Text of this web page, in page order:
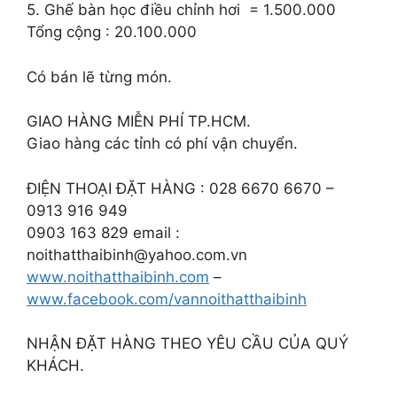
5. Ghế bàn học điều chỉnh hơi = 1.500.000
Tổng cộng : 20.100.000
Có bán lẽ từng món.
GIAO HÀNG MIỄN PHÍ TP.HCM.
Giao hàng các tỉnh có phí vận chuyển.
ĐIỆN THOẠI ĐẶT HÀNG : 028 6670 6670 –
0913 916 949
0903 163 829 email :
noithatthaibinh@yahoo.com.vn
www.noithatthaibinh.com –
www.facebook.com/vannoithatthaibinh
NHẬN ĐẶT HÀNG THEO YÊU CẦU CỦA QUÝ
KHÁCH.